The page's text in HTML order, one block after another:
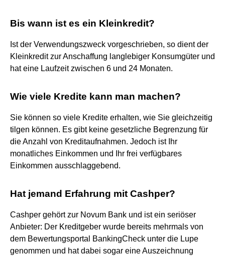
Bis wann ist es ein Kleinkredit?
Ist der Verwendungszweck vorgeschrieben, so dient der
Kleinkredit zur Anschaffung langlebiger Konsumgüter und
hat eine Laufzeit zwischen 6 und 24 Monaten.
Wie viele Kredite kann man machen?
Sie können so viele Kredite erhalten, wie Sie gleichzeitig
tilgen können. Es gibt keine gesetzliche Begrenzung für
die Anzahl von Kreditaufnahmen. Jedoch ist Ihr
monatliches Einkommen und Ihr frei verfügbares
Einkommen ausschlaggebend.
Hat jemand Erfahrung mit Cashper?
Cashper gehört zur Novum Bank und ist ein seriöser
Anbieter: Der Kreditgeber wurde bereits mehrmals von
dem Bewertungsportal BankingCheck unter die Lupe
genommen und hat dabei sogar eine Auszeichnung